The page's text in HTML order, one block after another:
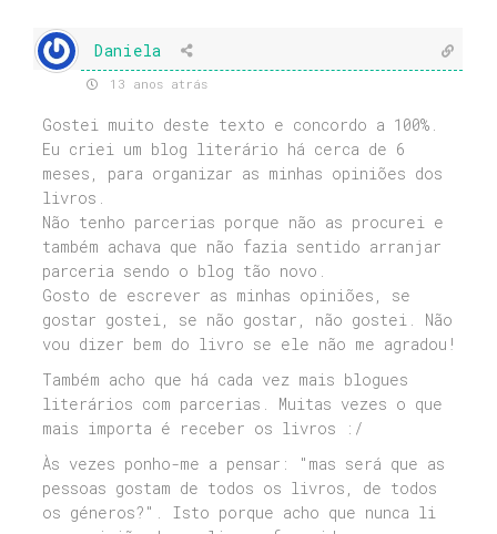
Daniela
13 anos atrás
Gostei muito deste texto e concordo a 100%.
Eu criei um blog literário há cerca de 6
meses, para organizar as minhas opiniões dos
livros.
Não tenho parcerias porque não as procurei e
também achava que não fazia sentido arranjar
parceria sendo o blog tão novo.
Gosto de escrever as minhas opiniões, se
gostar gostei, se não gostar, não gostei. Não
vou dizer bem do livro se ele não me agradou!
Também acho que há cada vez mais blogues
literários com parcerias. Muitas vezes o que
mais importa é receber os livros :/
Às vezes ponho-me a pensar: "mas será que as
pessoas gostam de todos os livros, de todos
os géneros?". Isto porque acho que nunca li